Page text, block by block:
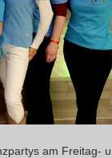
am Freitag-